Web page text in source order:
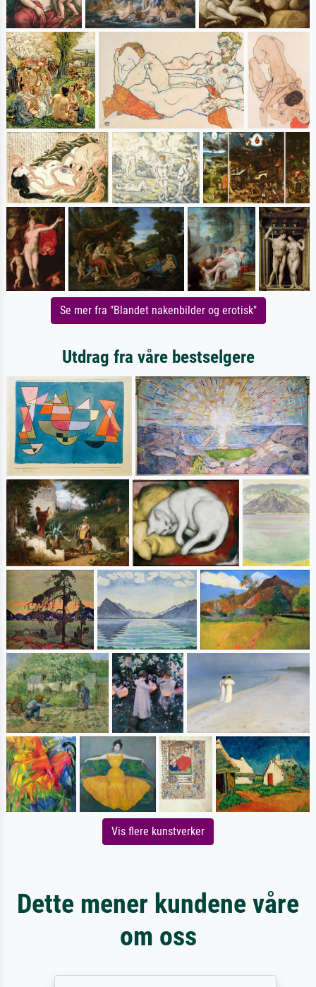
Se mer fra "Blandet nakenbilder og erotisk"
Utdrag fra våre bestselgere
Vis flere kunstverker
Dette mener kundene våre
om oss